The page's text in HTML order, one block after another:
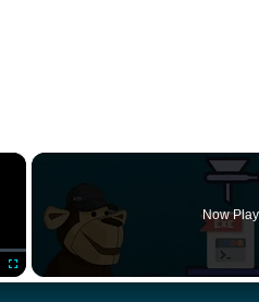
×
Now